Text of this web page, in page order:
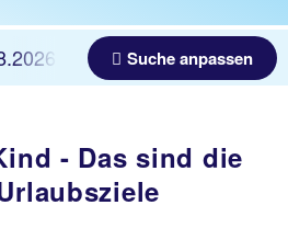
- 02.06.2027 Beliebig
Suche anpassen
- Das sind die